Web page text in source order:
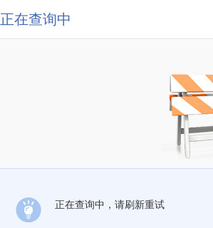
正在查询中
正在查询中，请刷新重试